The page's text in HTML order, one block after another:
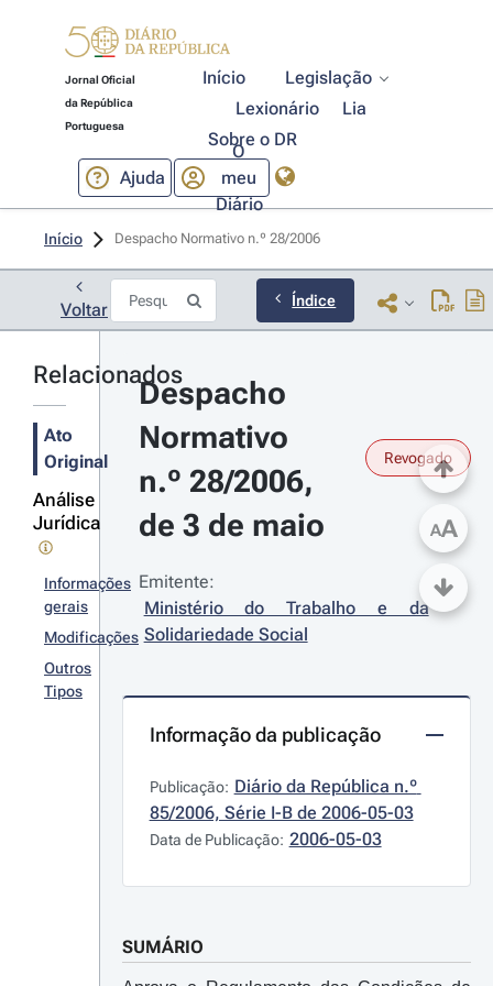
Jornal Oficial
da República
Portuguesa
Início
Legislação
Lexionário
Lia
Sobre o DR
Ajuda
O
meu
Diário
Início Despacho Normativo n.º 28/2006
Voltar Índice
Relacionados
Ato
Original
Análise
Jurídica
Informações
gerais
Modificações
Outros
Tipos
Despacho
Normativo
n.º 28/2006,
de 3 de maio
Revogado
Emitente:
Ministério do Trabalho e da
Solidariedade Social
Informação da publicação
Publicação: Diário da República n.º
85/2006, Série I-B de 2006-05-03
Data de Publicação: 2006-05-03
SUMÁRIO
AA